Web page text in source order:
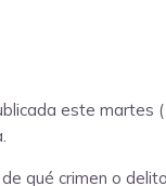
este
qué crimen o